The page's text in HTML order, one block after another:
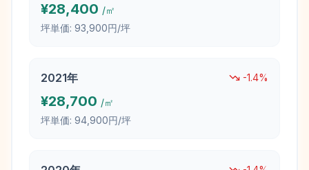
¥28,400 /㎡
坪単価: 93,900円/坪
2021年 -1.4%
¥28,700 /㎡
坪単価: 94,900円/坪